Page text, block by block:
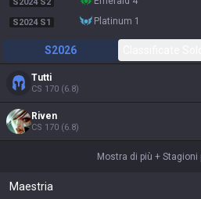
S2024 S1 platinum 1
S2026
Tutti
CS 170 (6.8)
Riven
CS 170 (6.8)
Mostra di più + Stagioni
Maestria